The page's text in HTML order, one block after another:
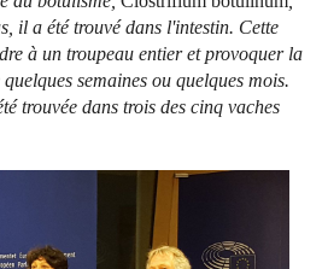
il a été trouvé dans l'intestin. Cette
à un troupeau entier et provoquer la
semaines ou quelques mois.
trouvée dans trois des cinq vaches